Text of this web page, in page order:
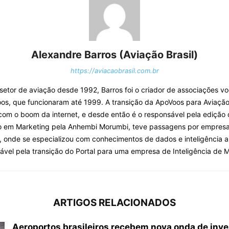
Alexandre Barros (Aviação Brasil)
https://aviacaobrasil.com.br
de aviação desde 1992, Barros foi o criador de associações
que funcionaram até 1999. A transição da ApoVoos para
o boom da internet, e desde então é o responsável pela edição
em Marketing pela Anhembi Morumbi, teve passagens por
onde se especializou com conhecimentos de dados e inteligência
pela transição do Portal para uma empresa de Inteligência de
ARTIGOS RELACIONADOS
Aeroportos brasileiros recebem nova onda de